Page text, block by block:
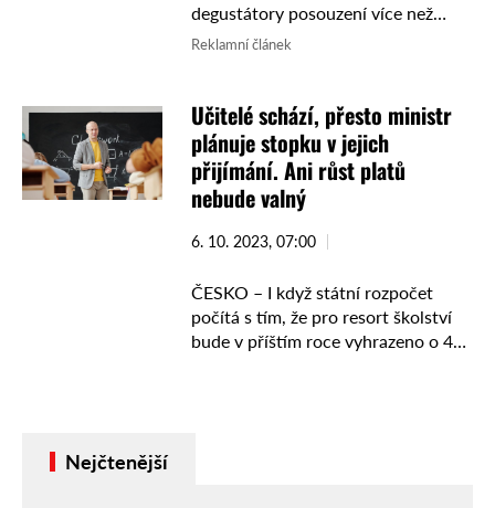
degustátory posouzení více než
dvou tisícovek vzorků. Zástupci
která se posléze utkají o ...
Reklamní článek
Učitelé schází, přesto ministr
plánuje stopku v jejich
přijímání. Ani růst platů
nebude valný
6. 10. 2023, 07:00
ČESKO – I když státní rozpočet
počítá s tím, že pro resort školství
bude v příštím roce vyhrazeno o 4
Nejčtenější